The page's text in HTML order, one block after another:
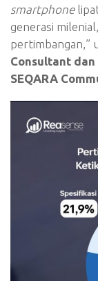
smartphone
generasi
pertimbangan,”
Consultant
SEQARA